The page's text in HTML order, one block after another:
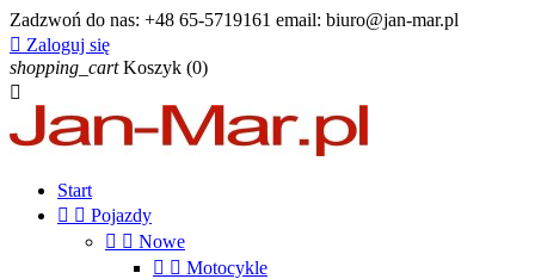
Zadzwoń do nas: +48 65-5719161 email: biuro@jan-mar.pl
 Zaloguj się
shopping_cart Koszyk (0)

Start
  Pojazdy
  Nowe
  Motocykle